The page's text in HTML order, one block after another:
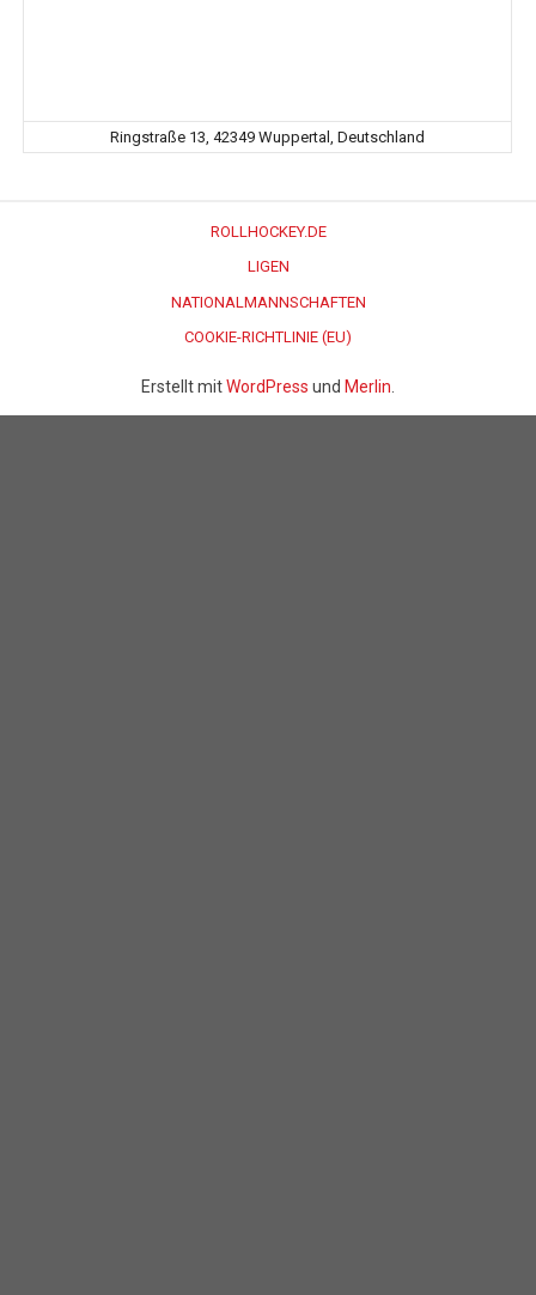
Ringstraße 13, 42349 Wuppertal, Deutschland
ROLLHOCKEY.DE
LIGEN
NATIONALMANNSCHAFTEN
COOKIE-RICHTLINIE (EU)
Erstellt mitWordPress und Merlin.